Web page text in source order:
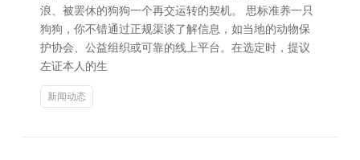
浪、被罢休的狗狗一个再交运转的契机。 思标准养一只
狗狗，你不错通过正规渠谈了解信息，如当地的动物保
护协会、公益组织或可靠的线上平台。在选定时，提议
左证本人的生
新闻动态